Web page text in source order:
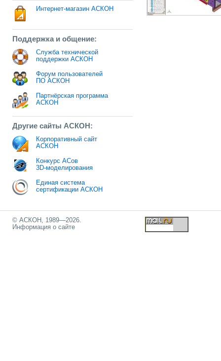
Интернет-магазин АСКОН
Поддержка и общение:
Служба технической
поддержки АСКОН
Форум пользователей
ПО АСКОН
Партнёрская программа
АСКОН
Другие сайты АСКОН:
Корпоративный сайт
АСКОН
Конкурс АСов
3D-моделирования
Единая система
сертификации АСКОН
© АСКОН, 1989—2026.
Информация о сайте